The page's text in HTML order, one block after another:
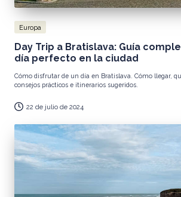
Publicada
Europa
Day Trip a Bratislava: Guía
día perfecto en la ciudad
Cómo disfrutar de un día en Bratislava. Cómo llegar,
consejos prácticos e itinerarios sugeridos.
22 de julio de 2024